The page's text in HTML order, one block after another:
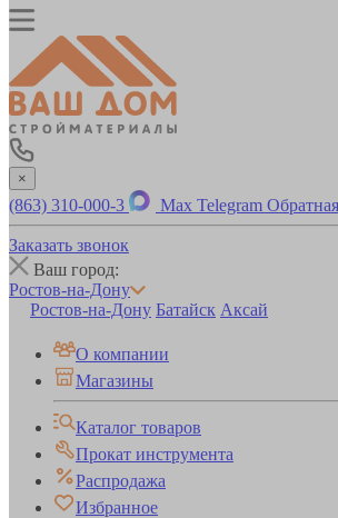
×
(863) 310-000-3 Max Telegram
Заказать звонок
Ваш город:
Ростов-на-Дону
Ростов-на-Дону Батайск Аксай
О компании
Магазины
Каталог товаров
Прокат инструмента
Распродажа
Избранное